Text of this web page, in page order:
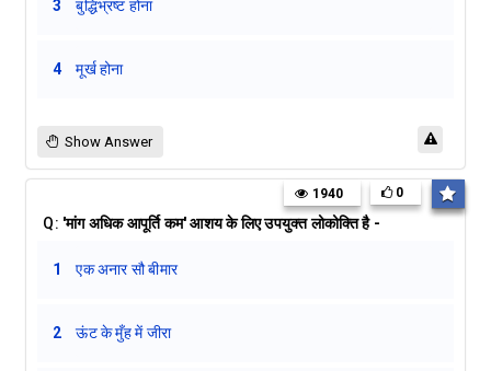
3 बुद्धिभ्रष्ट होना
4 मूर्ख होना
Show Answer
Q: 'मांग अधिक आपूर्ति कम' आशय के लिए उपयुक्त लोकोक्ति है -
1940 0
1 एक अनार सौ बीमार
2 ऊंट के मुँह में जीरा